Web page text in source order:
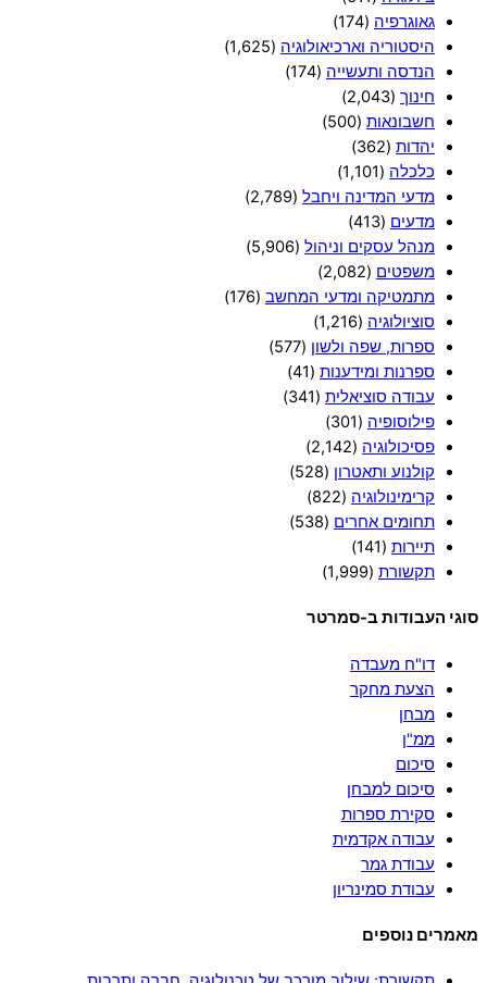
גאוגרפיה (174)
היסטוריה וארכיאולוגיה (1,625)
הנדסה ותעשייה (174)
חינוך (2,043)
חשבונאות (500)
יהדות (362)
כלכלה (1,101)
מדעי המדינה ויחבל (2,789)
מדעים (413)
מנהל עסקים וניהול (5,906)
משפטים (2,082)
מתמטיקה ומדעי המחשב (176)
סוציולוגיה (1,216)
ספרות, שפה ולשון (577)
ספרנות ומידענות (41)
עבודה סוציאלית (341)
פילוסופיה (301)
פסיכולוגיה (2,142)
קולנוע ותאטרון (528)
קרימינולוגיה (822)
תחומים אחרים (538)
תיירות (141)
תקשורת (1,999)
סוגי העבודות ב-סמרטר
דו"ח מעבדה
הצעת מחקר
מבחן
ממ"ן
סיכום
סיכום למבחן
סקירת ספרות
עבודה אקדמית
עבודת גמר
עבודת סמינריון
מאמרים נוספים